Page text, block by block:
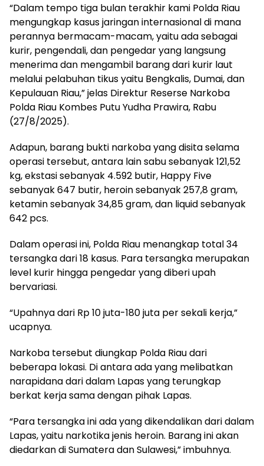
“Dalam tempo tiga bulan terakhir kami Polda Riau
mengungkap kasus jaringan internasional di mana
perannya bermacam-macam, yaitu ada sebagai
kurir, pengendali, dan pengedar yang langsung
menerima dan mengambil barang dari kurir laut
melalui pelabuhan tikus yaitu Bengkalis, Dumai, dan
Kepulauan Riau,” jelas Direktur Reserse Narkoba
Polda Riau Kombes Putu Yudha Prawira, Rabu
(27/8/2025).
Adapun, barang bukti narkoba yang disita selama
operasi tersebut, antara lain sabu sebanyak 121,52
kg, ekstasi sebanyak 4.592 butir, Happy Five
sebanyak 647 butir, heroin sebanyak 257,8 gram,
ketamin sebanyak 34,85 gram, dan liquid sebanyak
642 pcs.
Dalam operasi ini, Polda Riau menangkap total 34
tersangka dari 18 kasus. Para tersangka merupakan
level kurir hingga pengedar yang diberi upah
bervariasi.
“Upahnya dari Rp 10 juta-180 juta per sekali kerja,”
ucapnya.
Narkoba tersebut diungkap Polda Riau dari
beberapa lokasi. Di antara ada yang melibatkan
narapidana dari dalam Lapas yang terungkap
berkat kerja sama dengan pihak Lapas.
“Para tersangka ini ada yang dikendalikan dari dalam
Lapas, yaitu narkotika jenis heroin. Barang ini akan
diedarkan di Sumatera dan Sulawesi,” imbuhnya.